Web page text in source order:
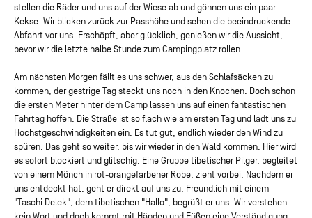
stellen die Räder und uns auf der Wiese ab und gönnen uns ein paar
Kekse. Wir blicken zurück zur Passhöhe und sehen die beeindruckende
Abfahrt vor uns. Erschöpft, aber glücklich, genießen wir die Aussicht,
bevor wir die letzte halbe Stunde zum Campingplatz rollen.
Am nächsten Morgen fällt es uns schwer, aus den Schlafsäcken zu
kommen, der gestrige Tag steckt uns noch in den Knochen. Doch schon
die ersten Meter hinter dem Camp lassen uns auf einen fantastischen
Fahrtag hoffen. Die Straße ist so flach wie am ersten Tag und lädt uns zu
Höchstgeschwindigkeiten ein. Es tut gut, endlich wieder den Wind zu
spüren. Das geht so weiter, bis wir wieder in den Wald kommen. Hier wird
es sofort blockiert und glitschig. Eine Gruppe tibetischer Pilger, begleitet
von einem Mönch in rot-orangefarbener Robe, zieht vorbei. Nachdem er
uns entdeckt hat, geht er direkt auf uns zu. Freundlich mit einem
"Taschi Delek", dem tibetischen "Hallo", begrüßt er uns. Wir verstehen